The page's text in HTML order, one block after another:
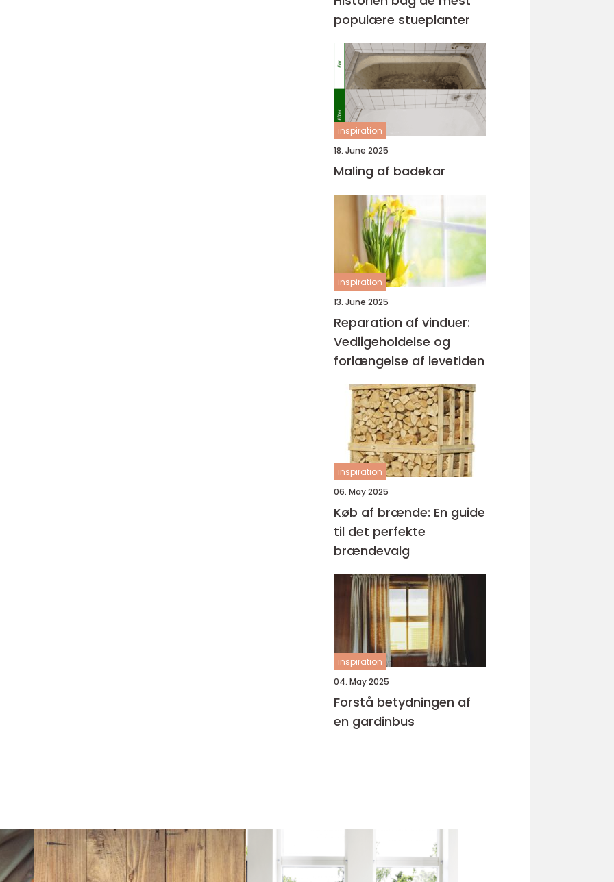
populære stueplanter
inspiration
18. June 2025
Maling af badekar
inspiration
13. June 2025
Reparation af vinduer:
Vedligeholdelse og
forlængelse af levetiden
inspiration
06. May 2025
Køb af brænde: En guide
til det perfekte
brændevalg
inspiration
04. May 2025
Forstå betydningen af
en gardinbus